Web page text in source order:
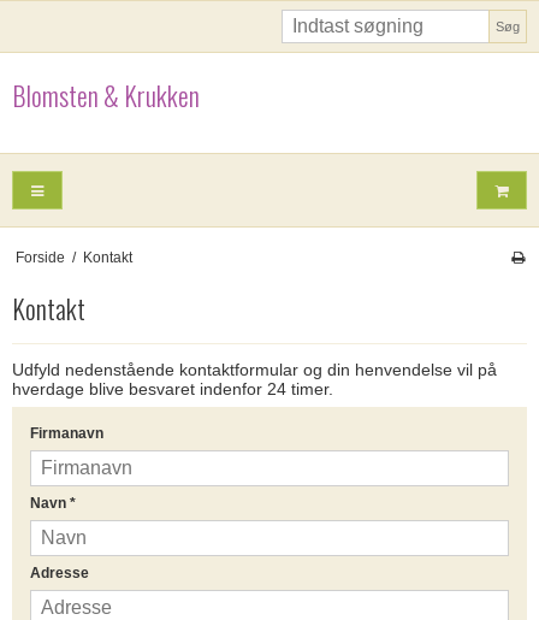
Søg
Blomsten & Krukken
Forside / Kontakt
Kontakt
Udfyld nedenstående kontaktformular og din henvendelse vil på
hverdage blive besvaret indenfor 24 timer.
Firmanavn
Navn *
Adresse